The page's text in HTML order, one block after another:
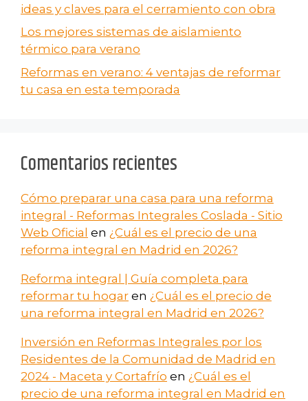
ideas y claves para el cerramiento con obra
Los mejores sistemas de aislamiento
térmico para verano
Reformas en verano​: 4 ventajas de reformar
tu casa en esta temporada
Comentarios recientes
Cómo preparar una casa para una reforma
integral - Reformas Integrales Coslada - Sitio
Web Oficial en ¿Cuál es el precio de una
reforma integral en Madrid en 2026?
Reforma integral | Guía completa para
reformar tu hogar en ¿Cuál es el precio de
una reforma integral en Madrid en 2026?
Inversión en Reformas Integrales por los
Residentes de la Comunidad de Madrid en
2024 - Maceta y Cortafrío en ¿Cuál es el
precio de una reforma integral en Madrid en